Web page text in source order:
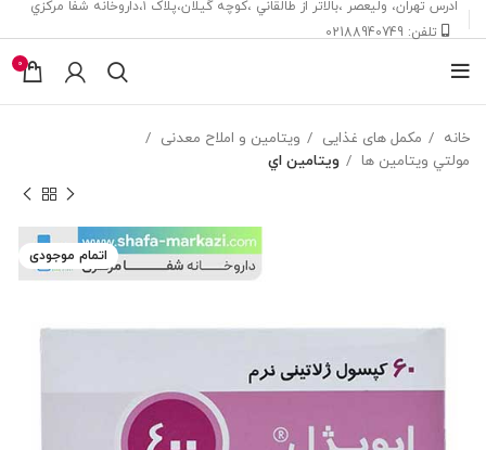
ادرس تهران، ‎وليعصر ،بالاتر از طالقاني ،كوچه گيلان،پلاک ۱،داروخانه شفا مركزي
تلفن: 02188940749
0
خانه مکمل های غذایی
ویتامین و املاح معدنی
مولتي ويتامين ها
ويتامين اي
اتمام موجودی